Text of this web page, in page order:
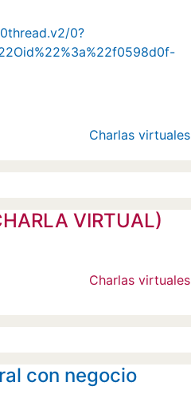
0?
Charlas virtuales
VIRTUAL)
Charlas virtuales
con negocio